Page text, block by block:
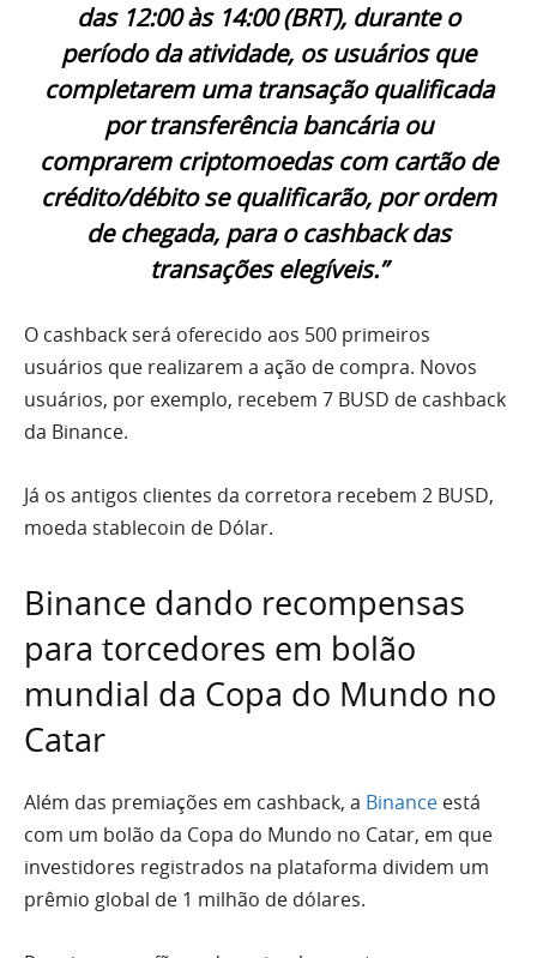
das 12:00 às 14:00 (BRT), durante o
período da atividade, os usuários que
completarem uma transação qualificada
por transferência bancária ou
comprarem criptomoedas com cartão de
crédito/débito se qualificarão, por ordem
de chegada, para o cashback das
transações elegíveis.”
O cashback será oferecido aos 500 primeiros
usuários que realizarem a ação de compra. Novos
usuários, por exemplo, recebem 7 BUSD de cashback
da Binance.
Já os antigos clientes da corretora recebem 2 BUSD,
moeda stablecoin de Dólar.
Binance dando recompensas
para torcedores em bolão
mundial da Copa do Mundo no
Catar
Além das premiações em cashback, a Binance está
com um bolão da Copa do Mundo no Catar, em que
investidores registrados na plataforma dividem um
prêmio global de 1 milhão de dólares.